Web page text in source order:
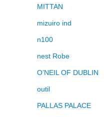
MITTAN
mizuiro ind
n100
nest Robe
O’NEIL OF DUBLIN
outil
PALLAS PALACE